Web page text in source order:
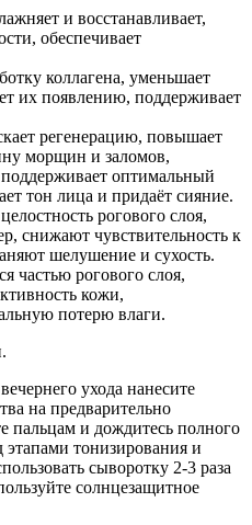
и восстанавливает,
обеспечивает
коллагена, уменьшает
их появлению, поддерживает
регенерацию, повышает
морщин и заломов,
оптимальный
тон лица и придаёт сияние.
рогового слоя,
снижают чувствительность к
шелушение и сухость.
частью рогового слоя,
кожи,
потерю влаги.
ухода нанесите
на предварительно
пальцам и дождитесь полного
тонизирования и
сыворотку 2-3 раза
солнцезащитное